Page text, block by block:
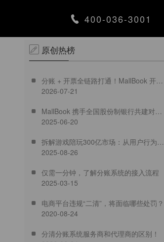
智慧景区
分账让智慧景区交易更智能
集市/夜市
医疗行业
加速医疗行业数字化转型
装修行业
合理分配装修资金款
企业合规
合规经营，筑牢企业发展安全防线
用分账获取银行金融服务
400-036-3001
原创热榜
分账 + 开票全链路打通！MallBook 开票
功能正式上线
2026-07-21
MallBook 携手全国股份制银行共建对公
专业结算新生态
2025-06-20
拆解游戏陪玩300亿市场：从用户行为到
合规破局，MallBook分账方案如何重塑
2025-08-26
仅需一分钟，了解分账系统的接入流程
2025-03-15
电商平台违规“二清”，将面临哪些处罚？
2020-08-24
分清分账系统服务商和代理商的区别！